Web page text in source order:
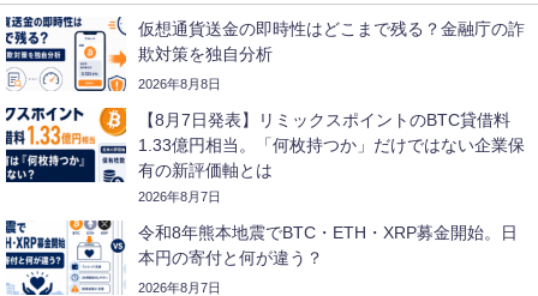
仮想通貨送金の即時性はどこまで残る？金融庁の詐
欺対策を独自分析
2026年8月8日
【8月7日発表】リミックスポイントのBTC貸借料
1.33億円相当。「何枚持つか」だけではない企業保
有の新評価軸とは
2026年8月7日
令和8年熊本地震でBTC・ETH・XRP募金開始。日
本円の寄付と何が違う？
2026年8月7日